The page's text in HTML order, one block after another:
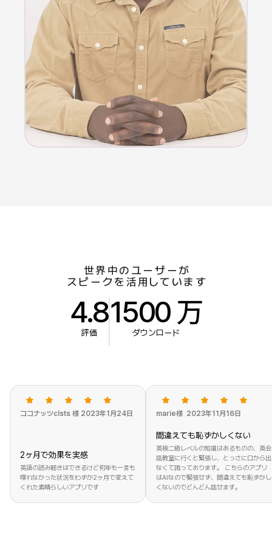
世界 中の ユ ー ザ ーが
ス ピ ー ク を 活用 して いま す
4.8
評価
1500 万
ダウンロード
ココナッツclsts 様 2023年1月24日
2ヶ月で効果を実感
英語の読み聴きはできるけど何年も一言も
喋れなかった状況をわずか2ヶ月で変えて
くれた素晴らしいアプリです
marie様 2023年11月16日
間違えても恥ずかしくない
英検二級レベルの知識はあるものの、英会
話教室に行くと緊張し、とっさに口から出
なくて困っております。 こちらのアプリ
はAIなので緊張せず、間違えても恥ずかし
くないのでどんどん話せます。